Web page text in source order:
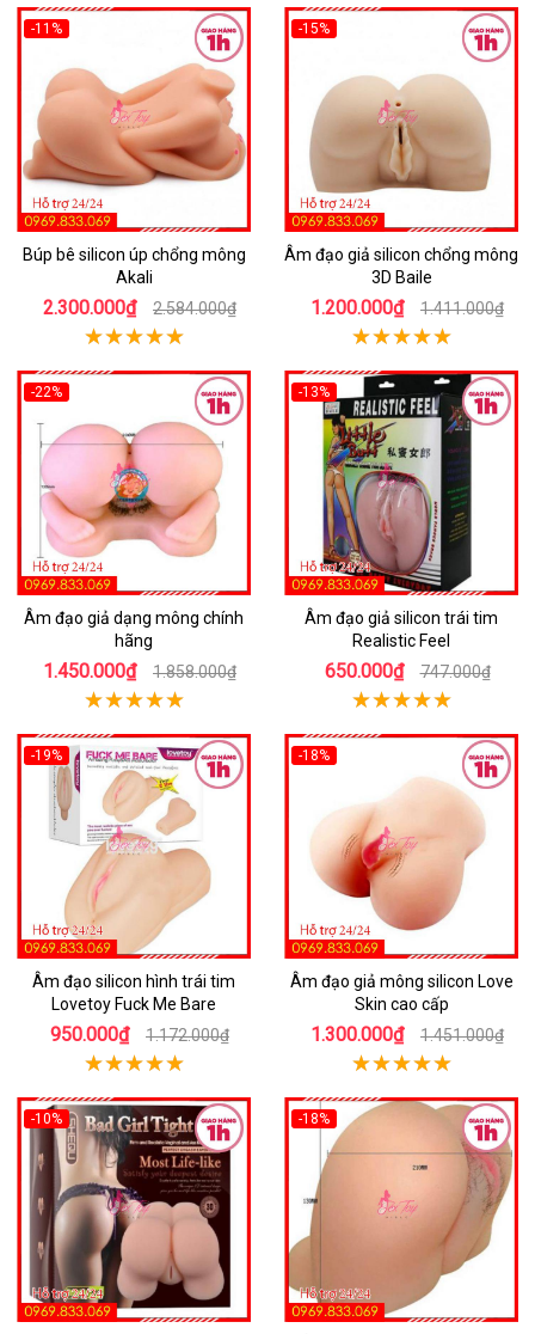
-11%
Búp bê silicon úp chổng mông
Akali
2.300.000₫ 2.584.000₫
-15%
Âm đạo giả silicon chổng mông
3D Baile
1.200.000₫ 1.411.000₫
-22%
Âm đạo giả dạng mông chính
hãng
1.450.000₫ 1.858.000₫
-13%
Âm đạo giả silicon trái tim
Realistic Feel
650.000₫ 747.000₫
-19%
Âm đạo silicon hình trái tim
Lovetoy Fuck Me Bare
950.000₫ 1.172.000₫
-18%
Âm đạo giả mông silicon Love
Skin cao cấp
1.300.000₫ 1.451.000₫
-10% -18%